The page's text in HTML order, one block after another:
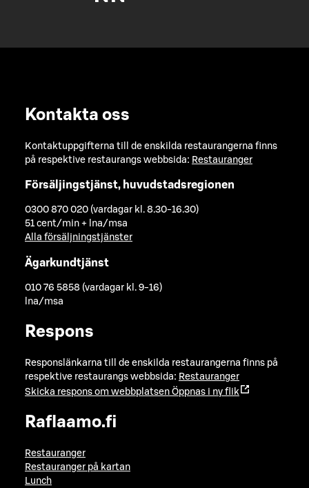
Kontakta oss
Kontaktuppgifterna till de enskilda restaurangerna finns
på respektive restaurangs webbsida: Restauranger
Försäljingstjänst, huvudstadsregionen
0300 870 020 (vardagar kl. 8.30-16.30)
51 cent/min + lna/msa
Alla försäljningstjänster
Ägarkundtjänst
010 76 5858 (vardagar kl. 9-16)
lna/msa
Respons
Responslänkarna till de enskilda restaurangerna finns på
respektive restaurangs webbsida: Restauranger
Skicka respons om webbplatsen Öppnas i ny flik
Raflaamo.fi
Restauranger
Restauranger på kartan
Lunch